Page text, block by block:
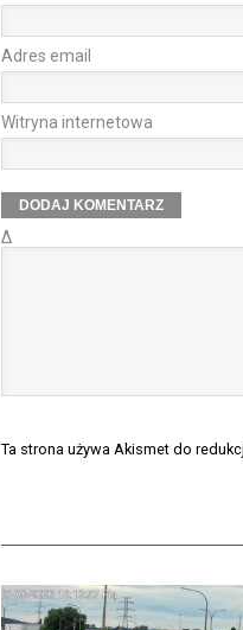
Adres email
Witryna internetowa
Δ
Ta strona używa Akismet do